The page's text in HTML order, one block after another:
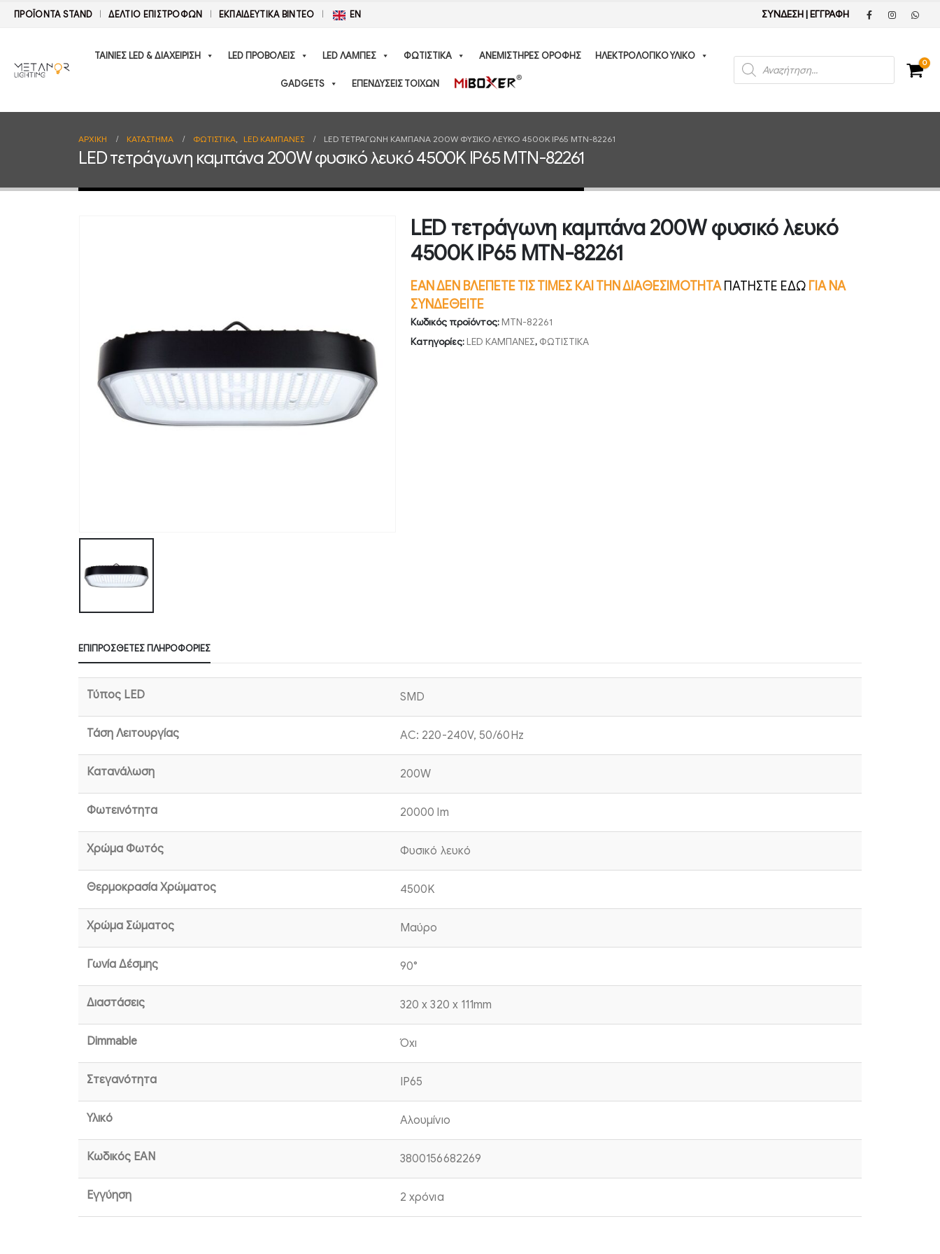
ΠΡΟΪΟΝΤΑ STAND ΔΕΛΤΊΟ ΕΠΙΣΤΡΟΦΏΝ ΕΚΠΑΙΔΕΥΤΙΚΑ ΒΙΝΤΕΟ EN ΣΥΝΔΕΣΗ| ΕΓΓΡΑΦΗ
ΤΑΙΝΙΕΣ LED & ΔΙΑΧΕΙΡΙΣΗ LED ΠΡΟΒΟΛΕΙΣ LED ΛΑΜΠΕΣ ΦΩΤΙΣΤΙΚΑ ΑΝΕΜΙΣΤΗΡΕΣ ΟΡΟΦΗΣ ΗΛΕΚΤΡΟΛΟΓΙΚΟ ΥΛΙΚΟ
GADGETS ΕΠΕΝΔΥΣΕΙΣ ΤΟΙΧΩΝ
Products
search
0
ΑΡΧΙΚΉ ΚΑΤΆΣΤΗΜΑ ΦΩΤΙΣΤΙΚΑ, LED ΚΑΜΠΑΝΕΣ LED ΤΕΤΡΆΓΩΝΗ ΚΑΜΠΆΝΑ 200W ΦΥΣΙΚΌ ΛΕΥΚΌ 4500K IP65 MTN-82261
LED τετράγωνη καμπάνα 200W φυσικό λευκό 4500K IP65 MTN-82261
LED τετράγωνη καμπάνα 200W φυσικό λευκό
4500K IP65 MTN-82261
ΕΑΝ ΔΕΝ ΒΛΕΠΕΤΕ ΤΙΣ ΤΙΜΕΣ ΚΑΙ ΤΗΝ ΔΙΑΘΕΣΙΜΟΤΗΤΑΠΑΤΗΣΤΕ ΕΔΩ ΓΙΑ ΝΑ
ΣΥΝΔΕΘΕΙΤΕ
Κωδικός προϊόντος:MTN-82261
Κατηγορίες:LED ΚΑΜΠΑΝΕΣ, ΦΩΤΙΣΤΙΚΑ
ΕΠΙΠΡΌΣΘΕΤΕΣ ΠΛΗΡΟΦΟΡΊΕΣ
Τύπος LED SMD
Τάση Λειτουργίας AC: 220-240V, 50/60Hz
Κατανάλωση 200W
Φωτεινότητα 20000 lm
Χρώμα Φωτός Φυσικό λευκό
Θερμοκρασία Χρώματος 4500K
Χρώμα Σώματος Μαύρο
Γωνία Δέσμης 90°
Διαστάσεις 320 x 320 x 111mm
Dimmable Όχι
Στεγανότητα IP65
Υλικό Αλουμίνιο
Κωδικός EAN 3800156682269
Εγγύηση 2 χρόνια